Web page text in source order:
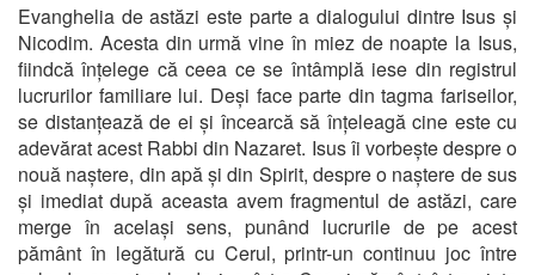
Evanghelia de astăzi este parte a dialogului dintre Isus și
Nicodim. Acesta din urmă vine în miez de noapte la Isus,
fiindcă înțelege că ceea ce se întâmplă iese din registrul
lucrurilor familiare lui. Deși face parte din tagma fariseilor,
se distanțează de ei și încearcă să înțeleagă cine este cu
adevărat acest Rabbi din Nazaret. Isus îi vorbește despre o
nouă naștere, din apă și din Spirit, despre o naștere de sus
și imediat după aceasta avem fragmentul de astăzi, care
merge în același sens, punând lucrurile de pe acest
pământ în legătură cu Cerul, printr-un continuu joc între